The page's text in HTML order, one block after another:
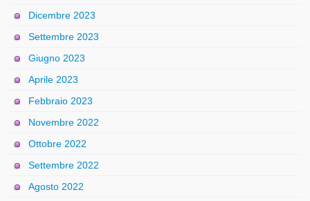
Dicembre 2023
Settembre 2023
Giugno 2023
Aprile 2023
Febbraio 2023
Novembre 2022
Ottobre 2022
Settembre 2022
Agosto 2022